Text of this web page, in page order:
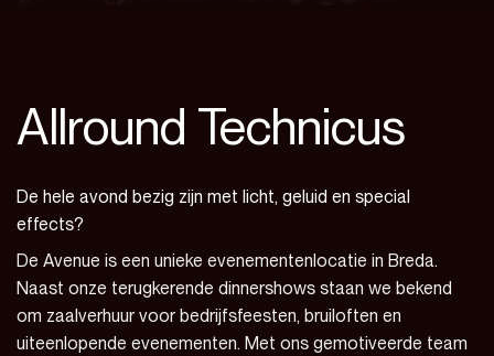
Allround Technicus
De hele avond bezig zijn met licht, geluid en special
effects?
De Avenue is een unieke evenementenlocatie in Breda.
Naast onze terugkerende dinnershows staan we bekend
om zaalverhuur voor bedrijfsfeesten, bruiloften en
uiteenlopende evenementen. Met ons gemotiveerde team